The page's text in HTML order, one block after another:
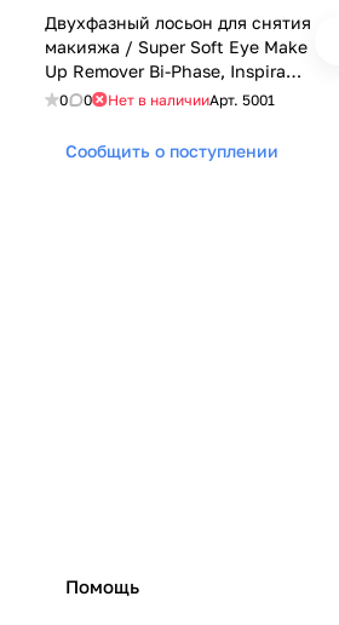
Двухфазный лосьон для снятия
макияжа / Super Soft Eye Make
Up Remover Bi-Phase, Inspira
Absolue, Janssen Cosmetics
0 0 Нет в наличииАрт. 5001
Сообщить о поступлении
Помощь